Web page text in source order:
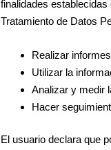
finalidades
Tratamiento de Datos
Realizar
Utilizar la
Analizar y medir
Hacer
El usuario declara que